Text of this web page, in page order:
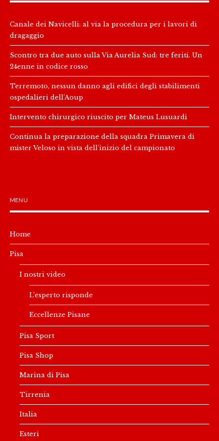
Canale dei Navicelli: al via la procedura per i lavori di
dragaggio
Scontro tra due auto sulla Via Aurelia Sud: tre feriti. Un
24enne in codice rosso
Terremoto, nessun danno agli edifici degli stabilimenti
ospedalieri dell’Aoup
Intervento chirurgico riuscito per Mateus Lusuardi
Continua la preparazione della squadra Primavera di
mister Veloso in vista dell’inizio del campionato
MENU
Home
Pisa
I nostri video
L’esperto risponde
Eccellenze Pisane
Pisa Sport
Pisa Shop
Marina di Pisa
Tirrenia
Italia
Esteri